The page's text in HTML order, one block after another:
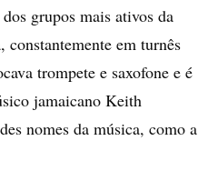
grupos mais ativos da
constantemente em turnês
trompete e saxofone e é
jamaicano Keith
nomes da música, como a